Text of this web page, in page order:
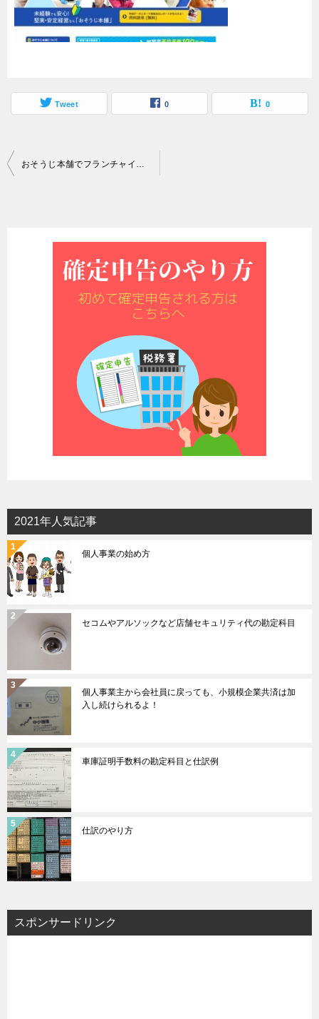
Tweet 0 0
投
おそうじ本舗でフランチャイズ開業を検討してみた
2021年人気記事
個人事業の始め方
セコムやアルソックなど店舗セキュリティ代の勘定科目
個人事業主から会社員に戻っても、小規模企業共済は加
入し続けられるよ！
車庫証明手数料の勘定科目と仕訳例
仕訳のやり方
スポンサードリンク